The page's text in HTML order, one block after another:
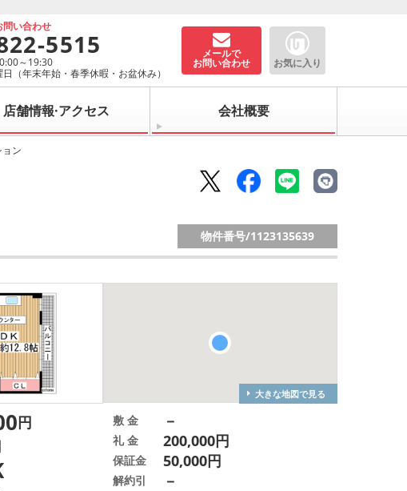
問い合わせ
5515
～19:30
（年末年始・春季休暇・お盆休み）
メールで
お問い合わせ お気に入り
店舗情報·アクセス 会社概要
ン
物件番号/1123135639
大きな地図で見る
円 敷 金 －
礼 金 200,000円
保証金 50,000円
解約引 －